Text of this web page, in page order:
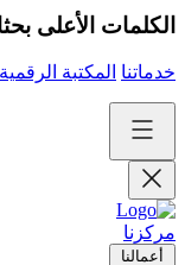
الكلمات الأعلى
خدماتنا المكتبة الرقمية
مركزنا
أعمالنا